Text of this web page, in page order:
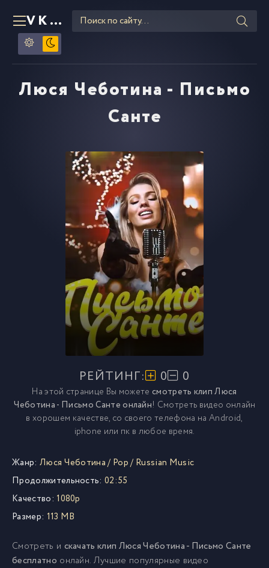
VKLIPE RU
Люся Чеботина - Письмо
Санте
РЕЙТИНГ: 0 0
На этой странице Вы можете смотреть клип Люся
Чеботина - Письмо Санте онлайн! Смотреть видео онлайн
в хорошем качестве, со своего телефона на Android,
iphone или пк в любое время.
Жанр: Люся Чеботина/ Pop/ Russian Music
Продолжительность: 02:55
Качество: 1080p
Размер: 113 MB
Смотреть и скачать клип Люся Чеботина - Письмо Санте
бесплатно онлайн. Лучшие популярные видео